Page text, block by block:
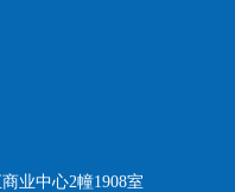
业中心2幢1908室